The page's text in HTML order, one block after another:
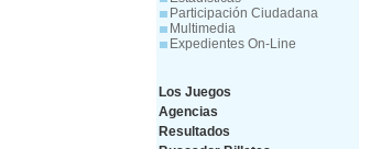
Participación Ciudadana
Multimedia
Expedientes On-Line
Los Juegos
Agencias
Resultados